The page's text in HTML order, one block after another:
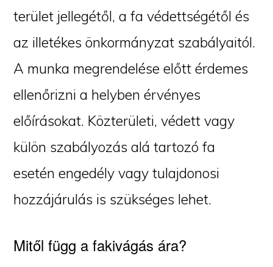
terület jellegétől, a fa védettségétől és
az illetékes önkormányzat szabályaitól.
A munka megrendelése előtt érdemes
ellenőrizni a helyben érvényes
előírásokat. Közterületi, védett vagy
külön szabályozás alá tartozó fa
esetén engedély vagy tulajdonosi
hozzájárulás is szükséges lehet.
Mitől függ a fakivágás ára?